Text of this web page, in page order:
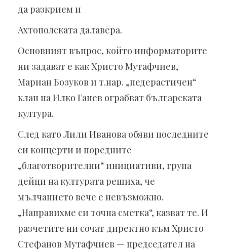
да разкрием и
Ахтополската далавера.
Основният въпрос, който информаторите
ни задават е как Христо Мутафчиев,
Мариан Бозуков и т.нар. „педерастичен“
клан на Илко Ганев ограбват българската
култура.
След като Лили Иванова обяви последните
си концерти и поредните
„благотворителни“ инициативи, група
дейци на културата решиха, че
мълчанието вече е невъзможно.
„Направихме си точна сметка“, казват те. И
разчетите ни сочат директно към Христо
Стефанов Мутафчиев — председател на